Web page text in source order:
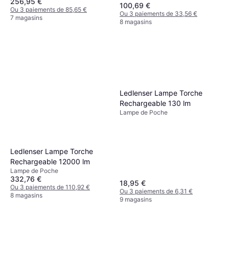
Ou 3 paiements de 85,65 €
7 magasins
100,69 €
Ou 3 paiements de 33,56 €
8 magasins
Ledlenser Lampe Torche
Rechargeable 12000 lm
Lampe de Poche
332,76 €
Ou 3 paiements de 110,92 €
8 magasins
Ledlenser Lampe Torche
Rechargeable 130 lm
Lampe de Poche
18,95 €
Ou 3 paiements de 6,31 €
9 magasins